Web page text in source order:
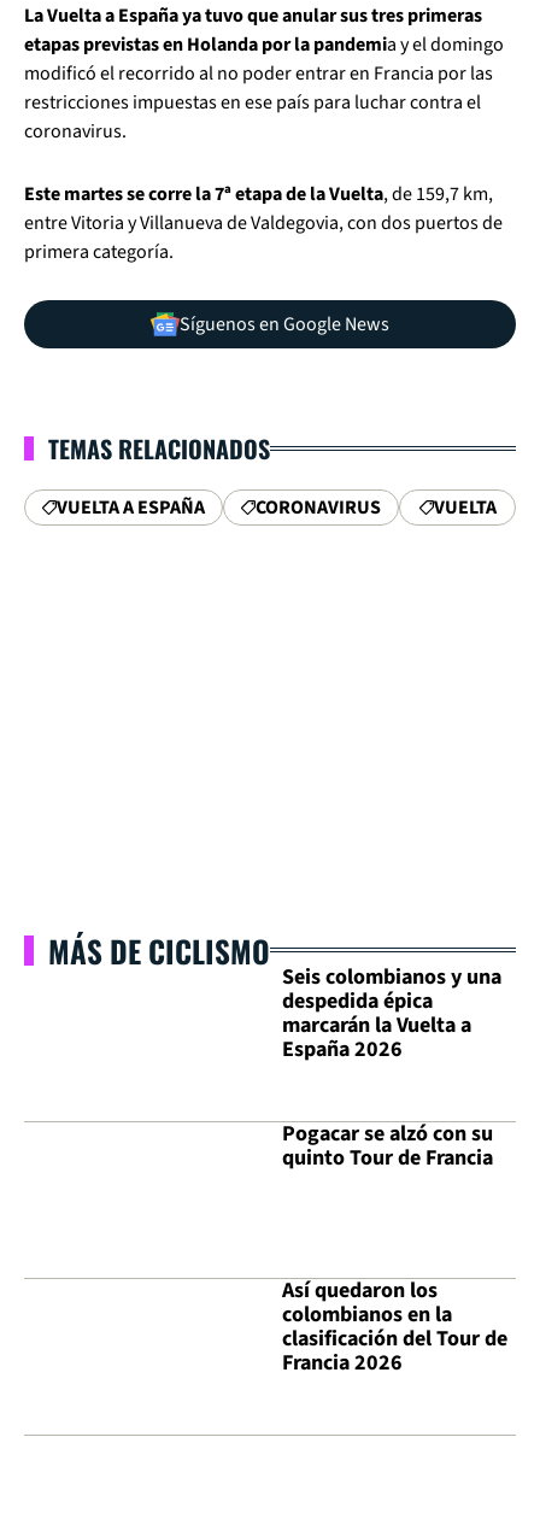
La Vuelta a España ya tuvo que anular sus tres primeras
etapas previstas en Holanda por la pandemia y el domingo
modificó el recorrido al no poder entrar en Francia por las
restricciones impuestas en ese país para luchar contra el
coronavirus.
Este martes se corre la 7ª etapa de la Vuelta, de 159,7 km,
entre Vitoria y Villanueva de Valdegovia, con dos puertos de
primera categoría.
Síguenos en Google News
TEMAS RELACIONADOS
VUELTA A ESPAÑA CORONAVIRUS VUELTA
MÁS DE CICLISMO
Seis colombianos y una
despedida épica
marcarán la Vuelta a
España 2026
Pogacar se alzó con su
quinto Tour de Francia
Así quedaron los
colombianos en la
clasificación del Tour de
Francia 2026